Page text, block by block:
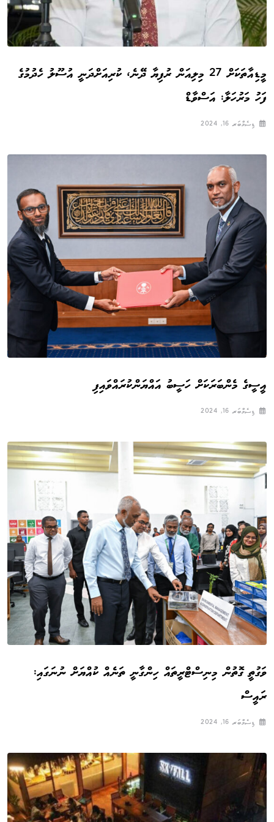
މީޑިއާތަކަށް 27 މިލިއަން ރުފިޔާ ދޭނެ، ކުރިއަށްދަނީ އުސޫލު ހެދުމުގެ
ފަހު މަރުހަލާ: އަސްވާޑް
ޑިސެމްބަރ 16, 2024
އީސީގެ މެންބަރަކަށް ހަސީބު އައްޔަންކުރައްވައިފި
ޑިސެމްބަރ 16, 2024
ވަގުތީ ގޮތުން މިނިސްޓްރީތައް ހިންގާނީ ތަނެއް ކުއްޔަށް ނުނަގައި:
ރައީސް
ޑިސެމްބަރ 16, 2024